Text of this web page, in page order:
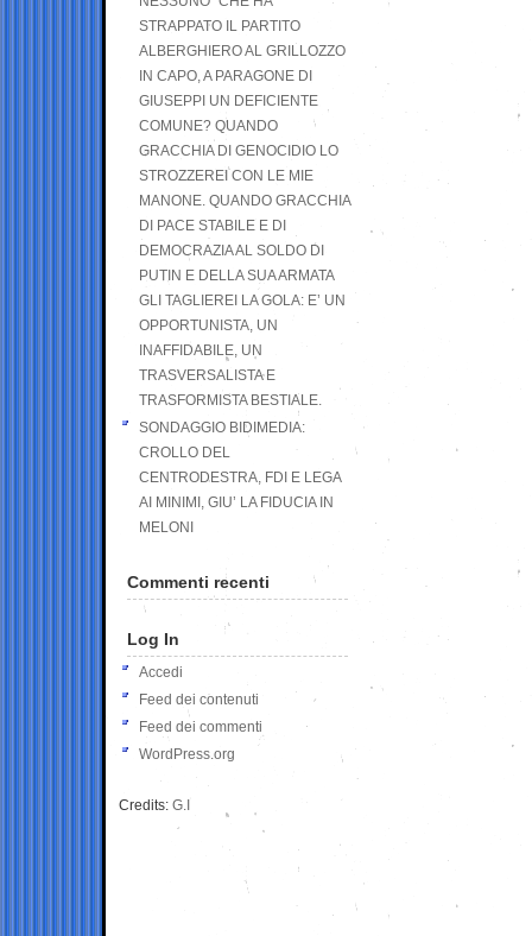
STRAPPATO IL PARTITO
ALBERGHIERO AL GRILLOZZO
IN CAPO, A PARAGONE DI
GIUSEPPI UN DEFICIENTE
COMUNE? QUANDO
GRACCHIA DI GENOCIDIO LO
STROZZEREI CON LE MIE
MANONE. QUANDO GRACCHIA
DI PACE STABILE E DI
DEMOCRAZIA AL SOLDO DI
PUTIN E DELLA SUA ARMATA
GLI TAGLIEREI LA GOLA: E’ UN
OPPORTUNISTA, UN
INAFFIDABILE, UN
TRASVERSALISTA E
TRASFORMISTA BESTIALE.
SONDAGGIO BIDIMEDIA:
CROLLO DEL
CENTRODESTRA, FDI E LEGA
AI MINIMI, GIU’ LA FIDUCIA IN
MELONI
Commenti recenti
Log In
Accedi
Feed dei contenuti
Feed dei commenti
WordPress.org
Credits: G.I